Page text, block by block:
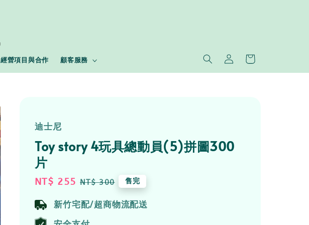
經營項目與合作 顧客服務
迪士尼
Toy story 4玩具總動員(5)拼圖300
片
Sale
NT$ 255 Regular
NT$ 300 售完
新竹宅配/超商物流配送